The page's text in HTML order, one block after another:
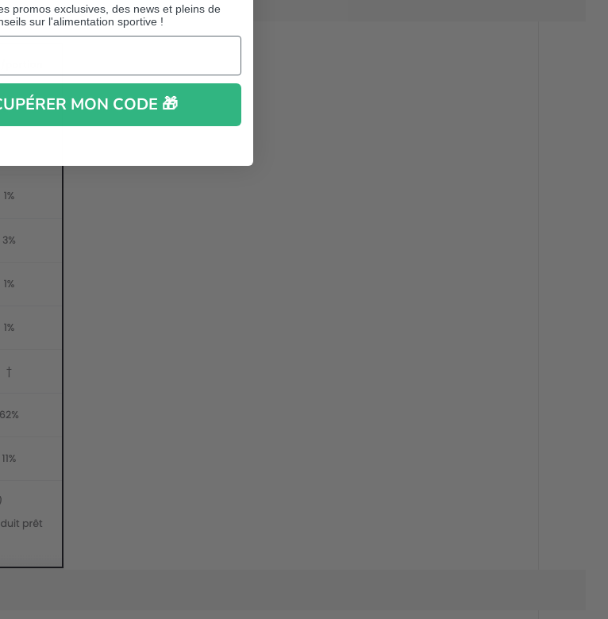
promos exclusives, des news et pleins de
sur l'alimentation sportive !
MON CODE 🎁